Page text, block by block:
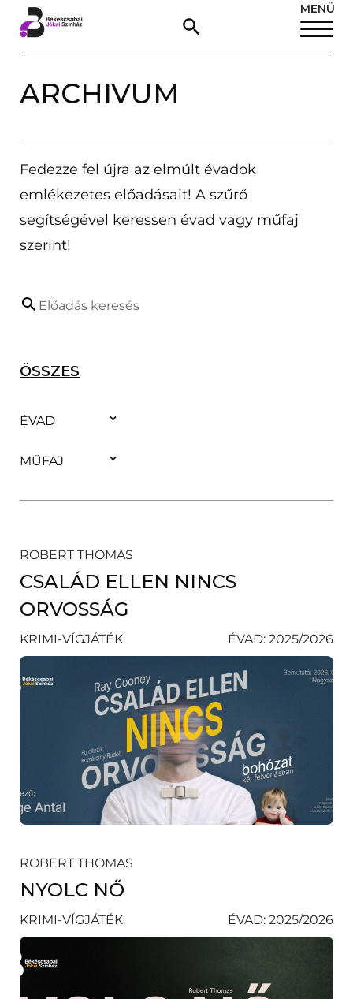
MENÜ
ARCHIVUM
Fedezze fel újra az elmúlt évadok
emlékezetes előadásait! A szűrő
segítségével keressen évad vagy műfaj
szerint!
ÖSSZES
ÉVAD
SZŰRŐ
MŰFAJ
SZŰRŐ
Előadás keresés
ROBERT THOMAS
CSALÁD ELLEN NINCS
ORVOSSÁG
KRIMI-VÍGJÁTÉK ÉVAD: 2025/2026
ROBERT THOMAS
NYOLC NŐ
KRIMI-VÍGJÁTÉK ÉVAD: 2025/2026